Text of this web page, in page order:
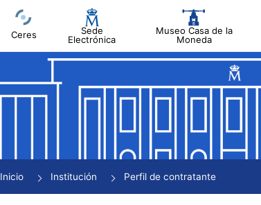
Ceres
Sede
Electrónica
Museo Casa de la
Moneda
Mostrar/Ocultar
Mostrar/Ocultar
Inicio Institución Perfil de contratante